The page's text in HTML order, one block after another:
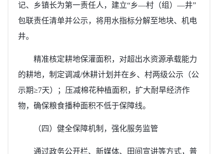
记、乡镇长为第一责任人，建立“乡―村（组）―井”
包联责任清单并公示，将用水指标分解至地块、机电
井。
精准核定耕地保灌面积，对超出水资源承载能力
的耕地，制定调减/休耕计划并在乡、村两级公示（公
示期≥7天）；压减棉花种植面积，扩大耐旱经济作
物，确保粮食播种面积不低于保障线。
（四）健全保障机制，强化服务监管
通过政务公开栏、新媒体、田间宣讲等方式，普